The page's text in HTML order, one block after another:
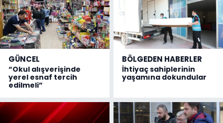
GÜNCEL
“Okul alışverişinde
yerel esnaf tercih
edilmeli”
BÖLGEDEN HABERLER
İhtiyaç sahiplerinin
yaşamına dokundular